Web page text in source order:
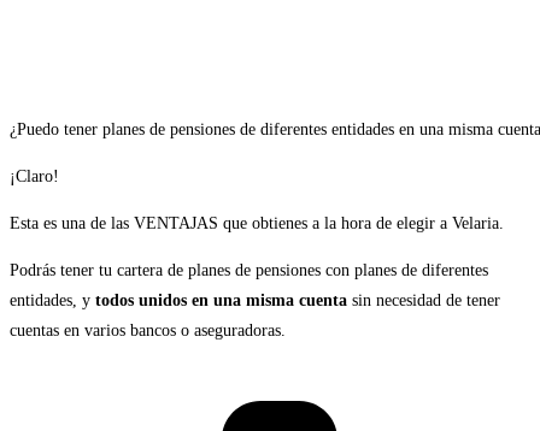
¿Puedo tener planes de pensiones de diferentes entidades en una misma
¡Claro!
Esta es una de las VENTAJAS que obtienes a la hora de elegir a Velaria.
Podrás tener tu cartera de planes de pensiones con planes de diferentes
entidades, y todos unidos en una misma cuenta sin necesidad de tener
cuentas en varios bancos o aseguradoras.